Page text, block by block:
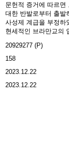
문헌적 증거에 따르면
대한 반발로부터 출발
사성제 계급을 부정하
현세적인 브라만교의
20929277 (P)
158
2023.12.22
2023.12.22